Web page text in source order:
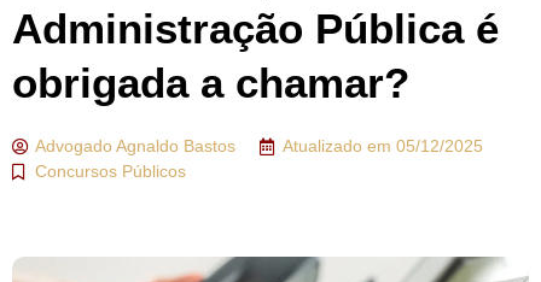
Administração Pública é
obrigada a chamar?
AdvogadoAgnaldo Bastos Atualizado em 05/12/2025
Concursos Públicos